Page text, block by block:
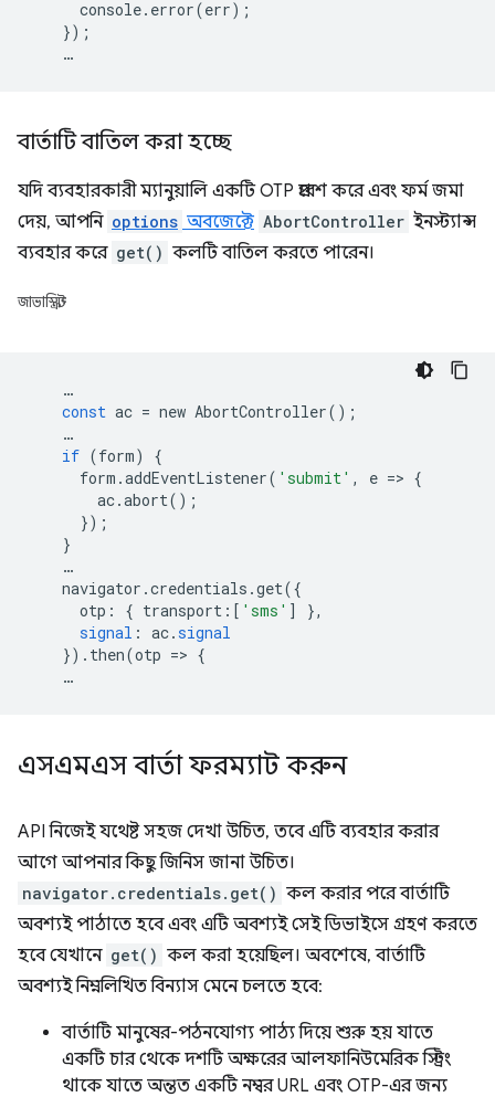
console.error(err) ;
});
…
বার্তাটি বাতিল করা হচ্ছে
যদি ব্যবহারকারী ম্যানুয়ালি একটি OTP প্রবেশ করে এবং ফর্ম জমা
দেয়, আপনি options অবজেক্টে AbortController ইনস্ট্যান্স
ব্যবহার করে get() কলটি বাতিল করতে পারেন।
জাভাস্ক্রিপ্ট
…
const ac = new AbortController();
…
if (form)
{
form .addEventListener( 'submit' , e => {
ac.abort();
});
}
…
navigator .credentials .get({
otp : { transport :[ 'sms' ]
},
signal : ac.signal
}) . then(otp => {
…
এসএমএস বার্তা ফরম্যাট করুন
API নিজেই যথেষ্ট সহজ দেখা উচিত, তবে এটি ব্যবহার করার
আগে আপনার কিছু জিনিস জানা উচিত।
navigator.credentials.get() কল করার পরে বার্তাটি
অবশ্যই পাঠাতে হবে এবং এটি অবশ্যই সেই ডিভাইসে গ্রহণ করতে
হবে যেখানে get() কল করা হয়েছিল। অবশেষে, বার্তাটি
অবশ্যই নিম্নলিখিত বিন্যাস মেনে চলতে হবে:
বার্তাটি মানুষের-পঠনযোগ্য পাঠ্য দিয়ে শুরু হয় যাতে
একটি চার থেকে দশটি অক্ষরের আলফানিউমেরিক স্ট্রিং
থাকে যাতে অন্তত একটি নম্বর URL এবং OTP-এর জন্য